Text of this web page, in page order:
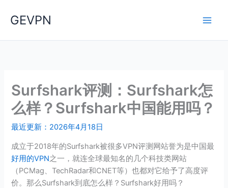
容
GEVPN
Surfshark评测：Surfshark怎
么样？Surfshark中国能用吗？
最近更新：2026年4月18日
成立于2018年的Surfshark被很多VPN评测网站誉为是中国最
好用的VPN之一，就连全球最知名的几个科技类网站
（PCMag、TechRadar和CNET等）也都对它给予了高度评
价。那么Surfshark到底怎么样？Surfshark好用吗？
节省73%限时优惠，VPN首选：
点击获取